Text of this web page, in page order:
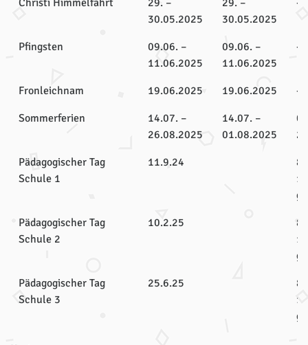
30.05.2025
30.05.2025
Pfingsten
09.06. –
11.06.2025
09.06. –
11.06.2025
-
Fronleichnam 19.06.2025 19.06.2025
-
Sommerferien
14.07. –
26.08.2025
14.07. –
01.08.2025
Pädagogischer Tag
Schule 1
11.9.24
Pädagogischer Tag
Schule 2
10.2.25
Pädagogischer Tag
Schule 3
25.6.25